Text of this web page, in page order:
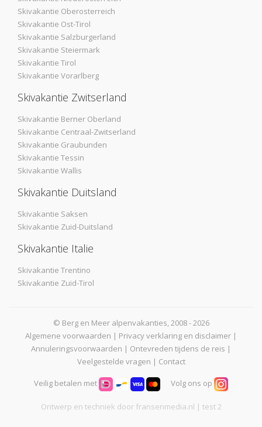
Skivakantie Oberosterreich
Skivakantie Ost-Tirol
Skivakantie Salzburgerland
Skivakantie Steiermark
Skivakantie Tirol
Skivakantie Vorarlberg
Skivakantie Zwitserland
Skivakantie Berner Oberland
Skivakantie Centraal-Zwitserland
Skivakantie Graubunden
Skivakantie Tessin
Skivakantie Wallis
Skivakantie Duitsland
Skivakantie Saksen
Skivakantie Zuid-Duitsland
Skivakantie Italie
Skivakantie Trentino
Skivakantie Zuid-Tirol
© Berg en Meer alpenvakanties, 2008 - 2026
Algemene voorwaarden | Privacy verklaring en disclaimer |
Annuleringsvoorwaarden | Ontevreden tijdens de reis |
Veelgestelde vragen | Contact
Veilig betalen met Volg ons op
Ontwerp en techniek door fransenmedia.nl | test 2